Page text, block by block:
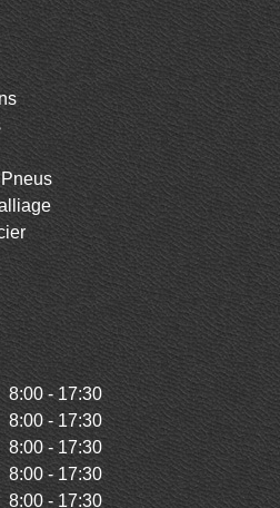
8:00 - 17:30
8:00 - 17:30
8:00 - 17:30
8:00 - 17:30
8:00 - 17:30